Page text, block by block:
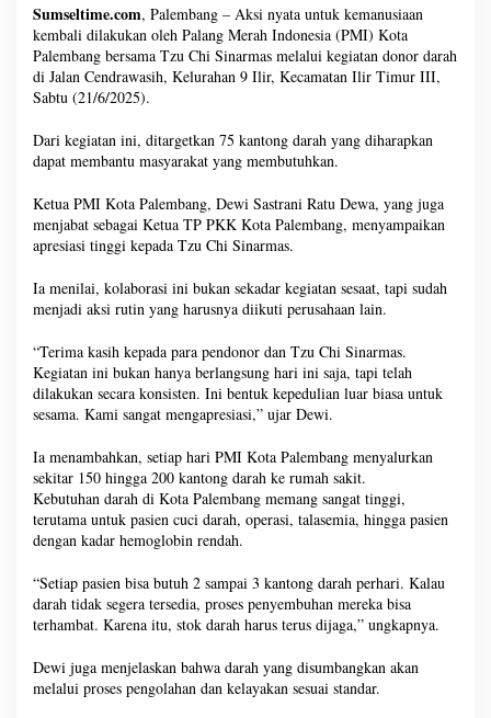
Sumseltime.com, Palembang – Aksi nyata untuk kemanusiaan
kembali dilakukan oleh Palang Merah Indonesia (PMI) Kota
Palembang bersama Tzu Chi Sinarmas melalui kegiatan donor darah
di Jalan Cendrawasih, Kelurahan 9 Ilir, Kecamatan Ilir Timur III,
Sabtu (21/6/2025).
Dari kegiatan ini, ditargetkan 75 kantong darah yang diharapkan
dapat membantu masyarakat yang membutuhkan.
Ketua PMI Kota Palembang, Dewi Sastrani Ratu Dewa, yang juga
menjabat sebagai Ketua TP PKK Kota Palembang, menyampaikan
apresiasi tinggi kepada Tzu Chi Sinarmas.
Ia menilai, kolaborasi ini bukan sekadar kegiatan sesaat, tapi sudah
menjadi aksi rutin yang harusnya diikuti perusahaan lain.
“Terima kasih kepada para pendonor dan Tzu Chi Sinarmas.
Kegiatan ini bukan hanya berlangsung hari ini saja, tapi telah
dilakukan secara konsisten. Ini bentuk kepedulian luar biasa untuk
sesama. Kami sangat mengapresiasi,” ujar Dewi.
Ia menambahkan, setiap hari PMI Kota Palembang menyalurkan
sekitar 150 hingga 200 kantong darah ke rumah sakit.
Kebutuhan darah di Kota Palembang memang sangat tinggi,
terutama untuk pasien cuci darah, operasi, talasemia, hingga pasien
dengan kadar hemoglobin rendah.
“Setiap pasien bisa butuh 2 sampai 3 kantong darah perhari. Kalau
darah tidak segera tersedia, proses penyembuhan mereka bisa
terhambat. Karena itu, stok darah harus terus dijaga,” ungkapnya.
Dewi juga menjelaskan bahwa darah yang disumbangkan akan
melalui proses pengolahan dan kelayakan sesuai standar.